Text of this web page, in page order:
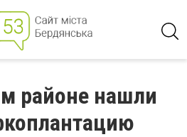
районе нашли